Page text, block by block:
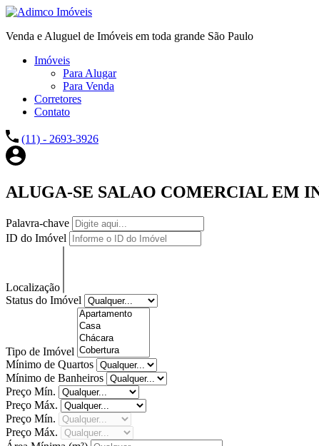
Venda e Aluguel de Imóveis em toda grande São Paulo
Imóveis
Para Alugar
Para Venda
Corretores
Contato
(11) - 2693-3926
ALUGA-SE SALAO COMERCIAL EM
Palavra-chave
ID do Imóvel
Localização
Status do Imóvel
Tipo de Imóvel
Mínimo de Quartos
Mínimo de Banheiros
Preço Mín.
Preço Máx.
Preço Mín.
Preço Máx.